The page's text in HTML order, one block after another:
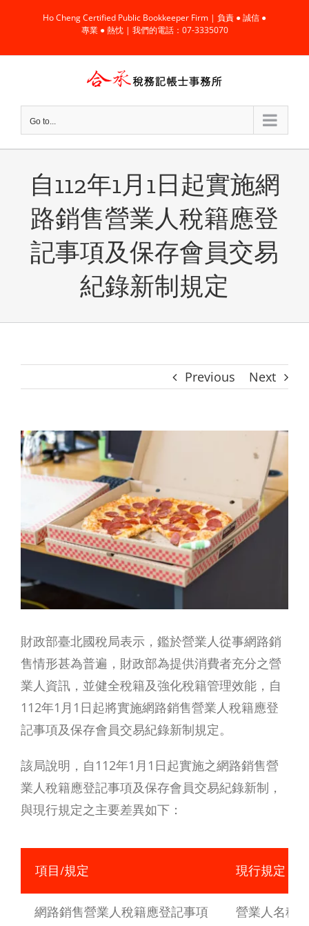
content
Ho Cheng Certified Public Bookkeeper Firm | 負責 ● 誠信 ●
專業 ● 熱忱 | 我們的電話：07-3335070
Go to...
自112年1月1日起實施網
路銷售營業人稅籍應登
記事項及保存會員交易
紀錄新制規定
Previous Next
View
Larger
Image
財政部臺北國稅局表示，鑑於營業人從事網路銷
售情形甚為普遍，財政部為提供消費者充分之營
業人資訊，並健全稅籍及強化稅籍管理效能，自
112年1月1日起將實施網路銷售營業人稅籍應登
記事項及保存會員交易紀錄新制規定。
該局說明，自112年1月1日起實施之網路銷售營
業人稅籍應登記事項及保存會員交易紀錄新制，
與現行規定之主要差異如下：
項目/規定 現行規定
網路銷售營業人稅籍應登記事項 營業人名稱